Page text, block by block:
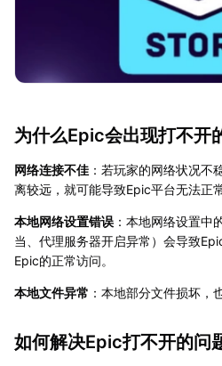
为什么Epic会出现打不开
网络连接不佳 ：若玩家的网络状况不
离较远，就可能导致Epic平台无法正
本地网络设置错误 ：本地网络设置中
当、代理服务器开启异常）会导致
Epic的正常访问。
本地文件异常 ：本地部分文件损坏，
如何解决Epic打不开的问